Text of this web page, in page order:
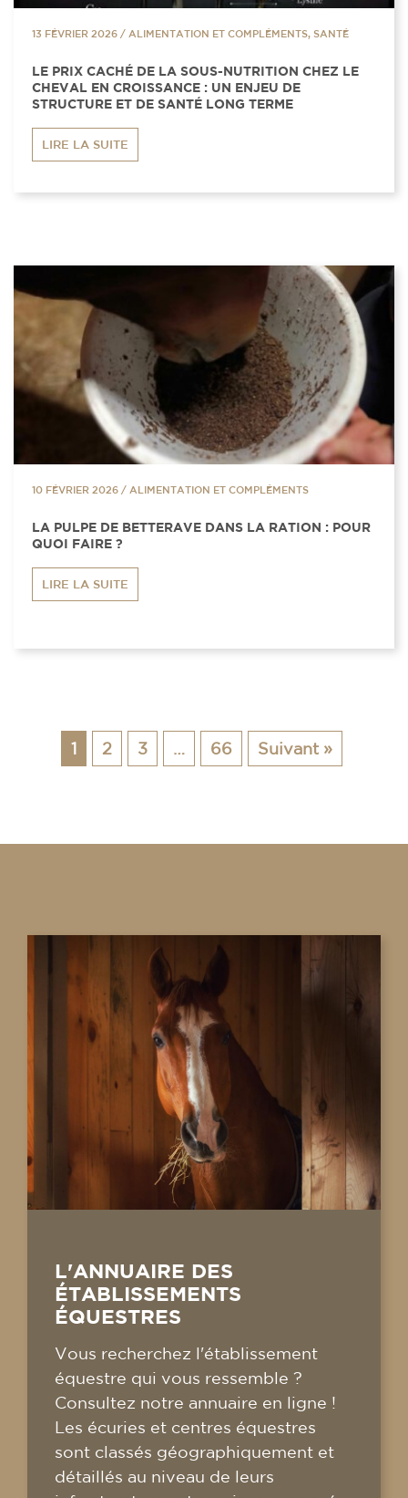
13 FÉVRIER 2026 / ALIMENTATION ET COMPLÉMENTS, SANTÉ
LE PRIX CACHÉ DE LA SOUS-NUTRITION CHEZ LE
CHEVAL EN CROISSANCE : UN ENJEU DE
STRUCTURE ET DE SANTÉ LONG TERME
LIRE LA SUITE
10 FÉVRIER 2026 / ALIMENTATION ET COMPLÉMENTS
LA PULPE DE BETTERAVE DANS LA RATION : POUR
QUOI FAIRE ?
LIRE LA SUITE
1 2 3 … 66 Suivant »
L'ANNUAIRE DES
ÉTABLISSEMENTS
ÉQUESTRES
Vous recherchez l'établissement
équestre qui vous ressemble ?
Consultez notre annuaire en ligne !
Les écuries et centres équestres
sont classés géographiquement et
détaillés au niveau de leurs